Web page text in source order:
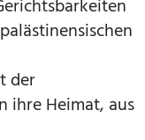
der
ihre Heimat, aus